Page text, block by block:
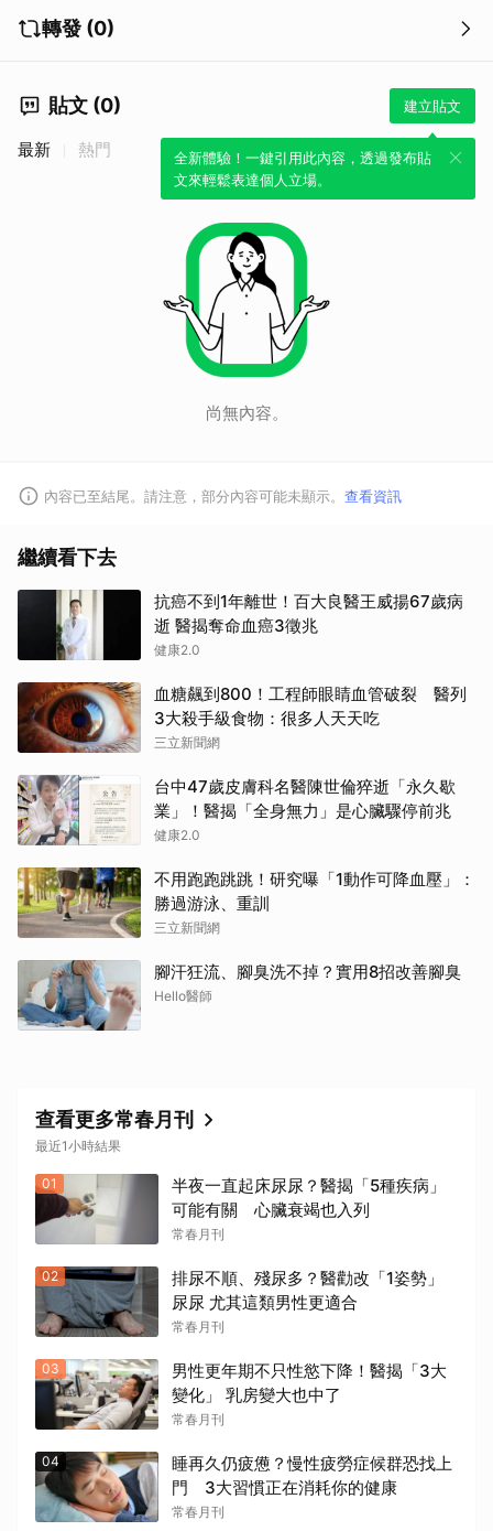
轉發 (0)
貼文 (0) 建立貼文
全新體驗！一鍵引用此內容，透過發布貼
文來輕鬆表達個人立場。
最新 熱門
尚無內容。
內容已至結尾。請注意，部分內容可能未顯示。 查看資訊
繼續看下去
抗癌不到1年離世！百大良醫王威揚67歲病
逝 醫揭奪命血癌3徵兆
健康2.0
血糖飆到800！工程師眼睛血管破裂 醫列
3大殺手級食物：很多人天天吃
三立新聞網
台中47歲皮膚科名醫陳世倫猝逝「永久歇
業」！醫揭「全身無力」是心臟驟停前兆
健康2.0
不用跑跑跳跳！研究曝「1動作可降血壓」：
勝過游泳、重訓
三立新聞網
腳汗狂流、腳臭洗不掉？實用8招改善腳臭
Hello醫師
查看更多常春月刊
最近1小時結果
01
半夜一直起床尿尿？醫揭「5種疾病」
可能有關 心臟衰竭也入列
常春月刊
02
排尿不順、殘尿多？醫勸改「1姿勢」
尿尿 尤其這類男性更適合
常春月刊
03
男性更年期不只性慾下降！醫揭「3大
變化」 乳房變大也中了
常春月刊
04
睡再久仍疲憊？慢性疲勞症候群恐找上
門 3大習慣正在消耗你的健康
常春月刊